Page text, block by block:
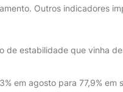
Outros indicadores
de estabilidade que vinha
em agosto para 77,9% em